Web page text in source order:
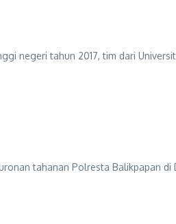
negeri tahun 2017, tim dari
tahanan Polresta Balikpapan di